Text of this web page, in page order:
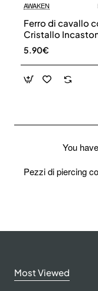
AWAKEN
Ferro di cavallo
Cristallo
5.90€
You
Pezzi di piercing
Most Viewed